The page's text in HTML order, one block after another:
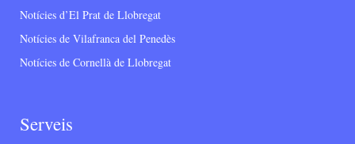
Notícies d’El Prat de Llobregat
Notícies de Vilafranca del Penedès
Notícies de Cornellà de Llobregat
Serveis